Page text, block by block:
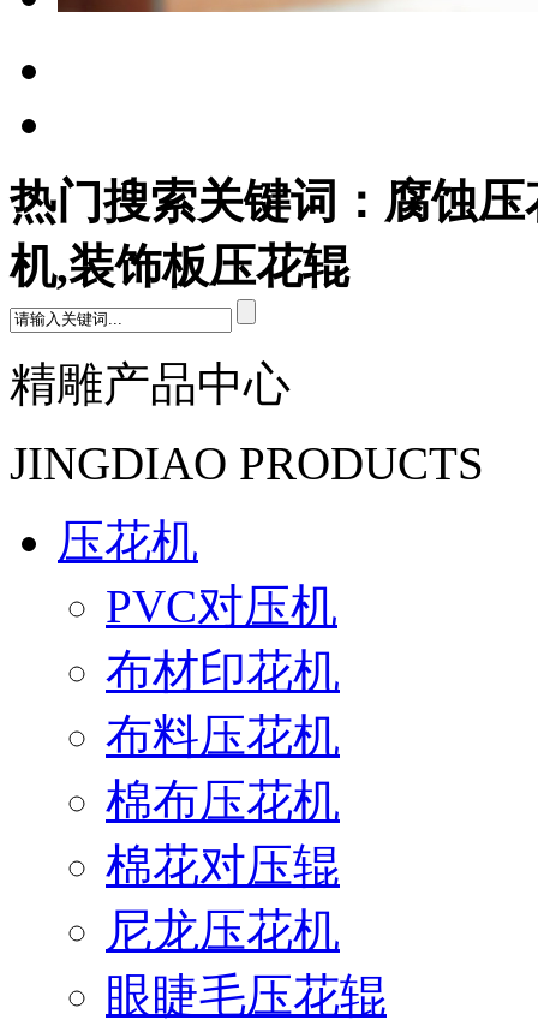
热门搜索关键词：腐蚀
机,装饰板压花辊
精雕产品中心
JINGDIAO PRODUCTS
压花机
PVC对压机
布材印花机
布料压花机
棉布压花机
棉花对压辊
尼龙压花机
眼睫毛压花辊